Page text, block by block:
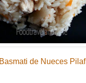
Basmati de Nueces Pilaf